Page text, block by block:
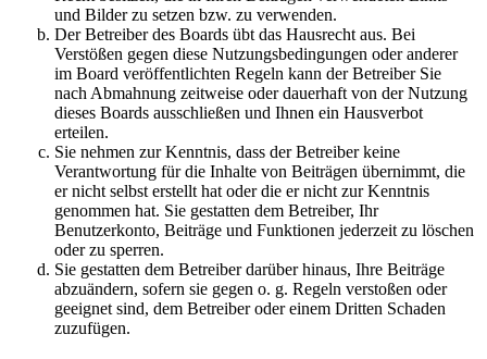
und Bilder zu setzen bzw. zu verwenden.
Der Betreiber des Boards übt das Hausrecht aus. Bei
Verstößen gegen diese Nutzungsbedingungen oder anderer
im Board veröffentlichten Regeln kann der Betreiber Sie
nach Abmahnung zeitweise oder dauerhaft von der Nutzung
dieses Boards ausschließen und Ihnen ein Hausverbot
erteilen.
Sie nehmen zur Kenntnis, dass der Betreiber keine
Verantwortung für die Inhalte von Beiträgen übernimmt, die
er nicht selbst erstellt hat oder die er nicht zur Kenntnis
genommen hat. Sie gestatten dem Betreiber, Ihr
Benutzerkonto, Beiträge und Funktionen jederzeit zu löschen
oder zu sperren.
Sie gestatten dem Betreiber darüber hinaus, Ihre Beiträge
abzuändern, sofern sie gegen o. g. Regeln verstoßen oder
geeignet sind, dem Betreiber oder einem Dritten Schaden
zuzufügen.